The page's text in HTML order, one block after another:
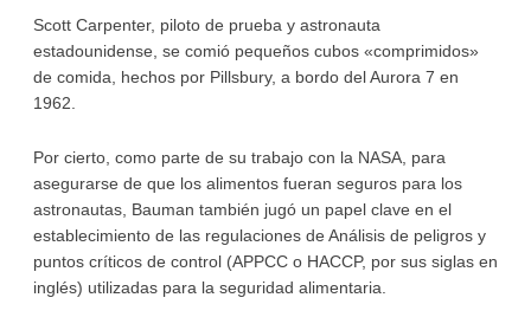
Scott Carpenter, piloto de prueba y astronauta
estadounidense, se comió pequeños cubos «comprimidos»
de comida, hechos por Pillsbury, a bordo del Aurora 7 en
1962.
Por cierto, como parte de su trabajo con la NASA, para
asegurarse de que los alimentos fueran seguros para los
astronautas, Bauman también jugó un papel clave en el
establecimiento de las regulaciones de Análisis de peligros y
puntos críticos de control (APPCC o HACCP, por sus siglas en
inglés) utilizadas para la seguridad alimentaria.